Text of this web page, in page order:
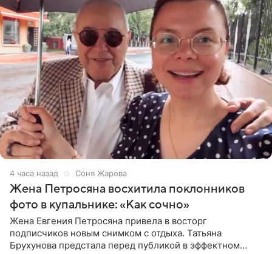
4 часа назад Соня Жарова
Жена Петросяна восхитила поклонников
фото в купальнике: «Как сочно»
Жена Евгения Петросяна привела в восторг
подписчиков новым снимком с отдыха. Татьяна
Брухунова предстала перед публикой в эффектном